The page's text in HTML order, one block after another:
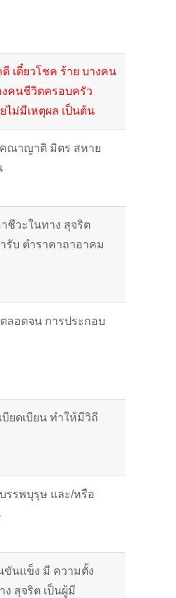
เดี๋ยวโชค ร้าย บางคน
คนชีวิตครอบครัว
ไม่มีเหตุผล เป็นต้น
คณาญาติ มิตร สหาย
ชีวะในทาง สุจริต
รับ ตำราคาถาอาคม
ลอดจน การประกอบ
ยดเบียน ทำให้มีวิถี
รรพบุรุษ และ/หรือ
ขันแข็ง มี ความตั้ง
สุจริต เป็นผู้มี